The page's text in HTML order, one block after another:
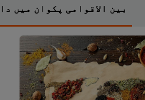
بین الاقوامی پکوان میں